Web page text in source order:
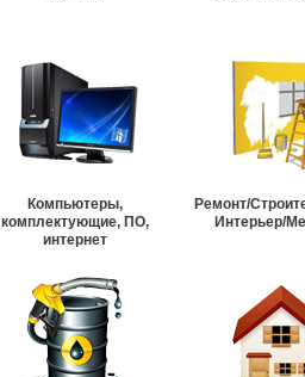
Компьютеры,
комплектующие, ПО,
интернет
Ремонт/
Интерьер/